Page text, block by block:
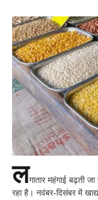
लगातार महंगाई बढ़ती
रहा है। नवंबर-दिसंबर में